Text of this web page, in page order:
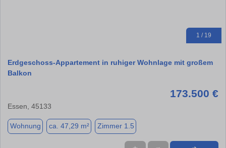
1 / 19
Erdgeschoss-Appartement in ruhiger Wohnlage mit großem
Balkon
173.500 €
Essen, 45133
Wohnung ca. 47,29 m² Zimmer 1.5